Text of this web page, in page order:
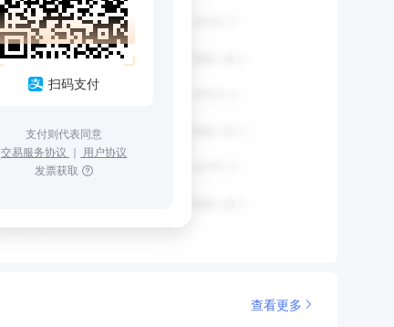
扫码支付
支付则代表同意
交易服务协议 ｜ 用户协议
发票获取
查看更多